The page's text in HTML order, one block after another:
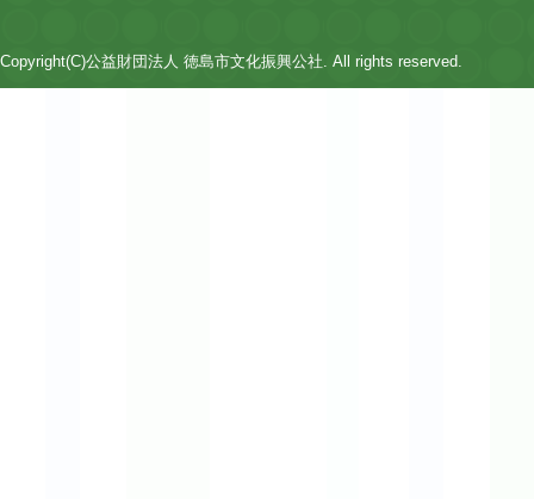
Copyright(C)公益財団法人 徳島市文化振興公社. All rights reserved.